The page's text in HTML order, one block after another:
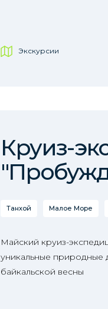
Экскурсии
Круиз-
Танхой Малое Море
Майский круиз-
уникальные природные
байкальской весны